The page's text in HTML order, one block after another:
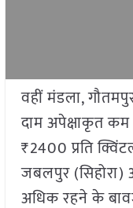
वहीं मंडला,
दाम अपेक्षाकृत
₹2400 प्रति
जबलपुर
अधिक रहने के